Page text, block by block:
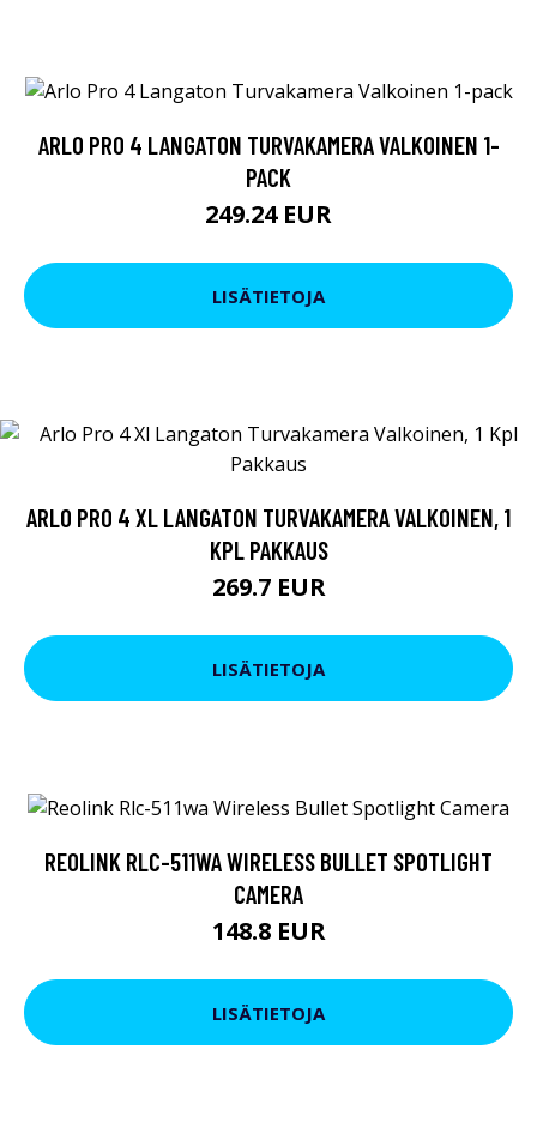
ARLO PRO 4 LANGATON TURVAKAMERA VALKOINEN 1-
PACK
249.24 EUR
LISÄTIETOJA
ARLO PRO 4 XL LANGATON TURVAKAMERA VALKOINEN, 1
KPL PAKKAUS
269.7 EUR
LISÄTIETOJA
REOLINK RLC-511WA WIRELESS BULLET SPOTLIGHT
CAMERA
148.8 EUR
LISÄTIETOJA